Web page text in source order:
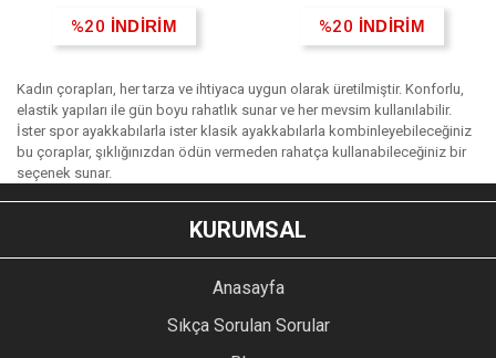
%20 İNDİRİM %20 İNDİRİM
Kadın çorapları, her tarza ve ihtiyaca uygun olarak üretilmiştir. Konforlu,
elastik yapıları ile gün boyu rahatlık sunar ve her mevsim kullanılabilir.
İster spor ayakkabılarla ister klasik ayakkabılarla kombinleyebileceğiniz
bu çoraplar, şıklığınızdan ödün vermeden rahatça kullanabileceğiniz bir
seçenek sunar.
KURUMSAL
Anasayfa
Sıkça Sorulan Sorular